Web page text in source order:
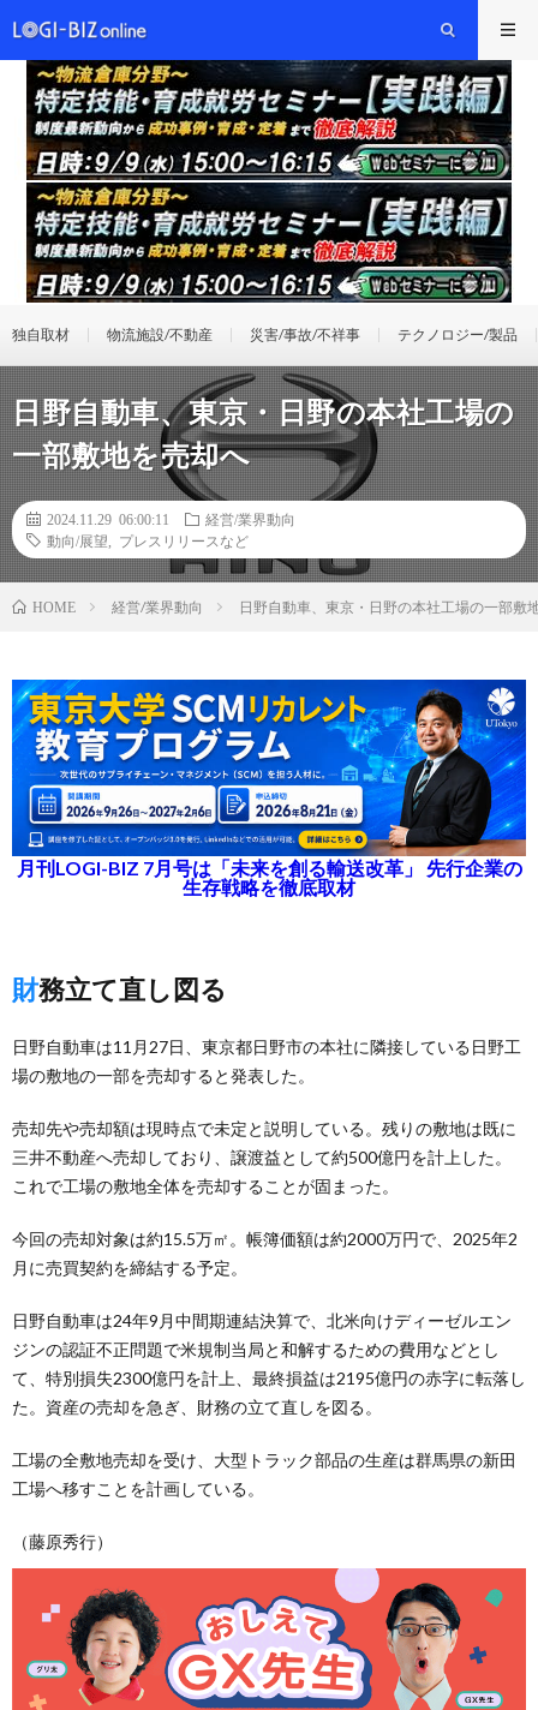
独自取材 物流施設/不動産 災害/事故/不祥事 テクノロジー/製品
日野自動車、東京・日野の本社工場の
一部敷地を売却へ
2024.11.29 06:00:11
経営/業界動向
動向/展望
プレスリリースなど
HOME 経営/業界動向 日野自動車、東京・日野の本社工場の一部敷
月刊LOGI-BIZ 7月号は「未来を創る輸送改革」 先行企業の
生存戦略を徹底取材
財務立て直し図る
日野自動車は11月27日、東京都日野市の本社に隣接している日野工
場の敷地の一部を売却すると発表した。
売却先や売却額は現時点で未定と説明している。残りの敷地は既に
三井不動産へ売却しており、譲渡益として約500億円を計上した。
これで工場の敷地全体を売却することが固まった。
今回の売却対象は約15.5万㎡。帳簿価額は約2000万円で、2025年2
月に売買契約を締結する予定。
日野自動車は24年9月中間期連結決算で、北米向けディーゼルエン
ジンの認証不正問題で米規制当局と和解するための費用などとし
て、特別損失2300億円を計上、最終損益は2195億円の赤字に転落し
た。資産の売却を急ぎ、財務の立て直しを図る。
工場の全敷地売却を受け、大型トラック部品の生産は群馬県の新田
工場へ移すことを計画している。
（藤原秀行）